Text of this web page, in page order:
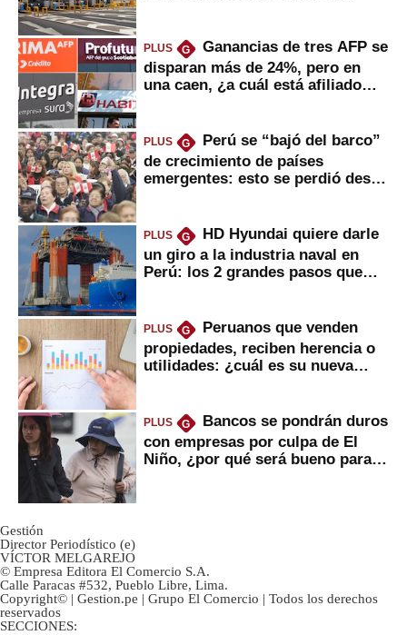
PLUS G
Ganancias de tres AFP se
disparan más de 24%, pero en
una caen, ¿a cuál está afiliado
PLUS G
Perú se “bajó del barco”
de crecimiento de países
emergentes: esto se perdió desde
PLUS G
HD Hyundai quiere darle
un giro a la industria naval en
Perú: los 2 grandes pasos que
PLUS G
Peruanos que venden
propiedades, reciben herencia o
utilidades: ¿cuál es su nueva
PLUS G
Bancos se pondrán duros
con empresas por culpa de El
Niño, ¿por qué será bueno para
Gestión
Director Periodístico (e)
VÍCTOR MELGAREJO
© Empresa Editora El Comercio S.A.
Calle Paracas #532, Pueblo Libre, Lima.
Copyright© | Gestion.pe | Grupo El Comercio | Todos los derechos
reservados
SECCIONES: